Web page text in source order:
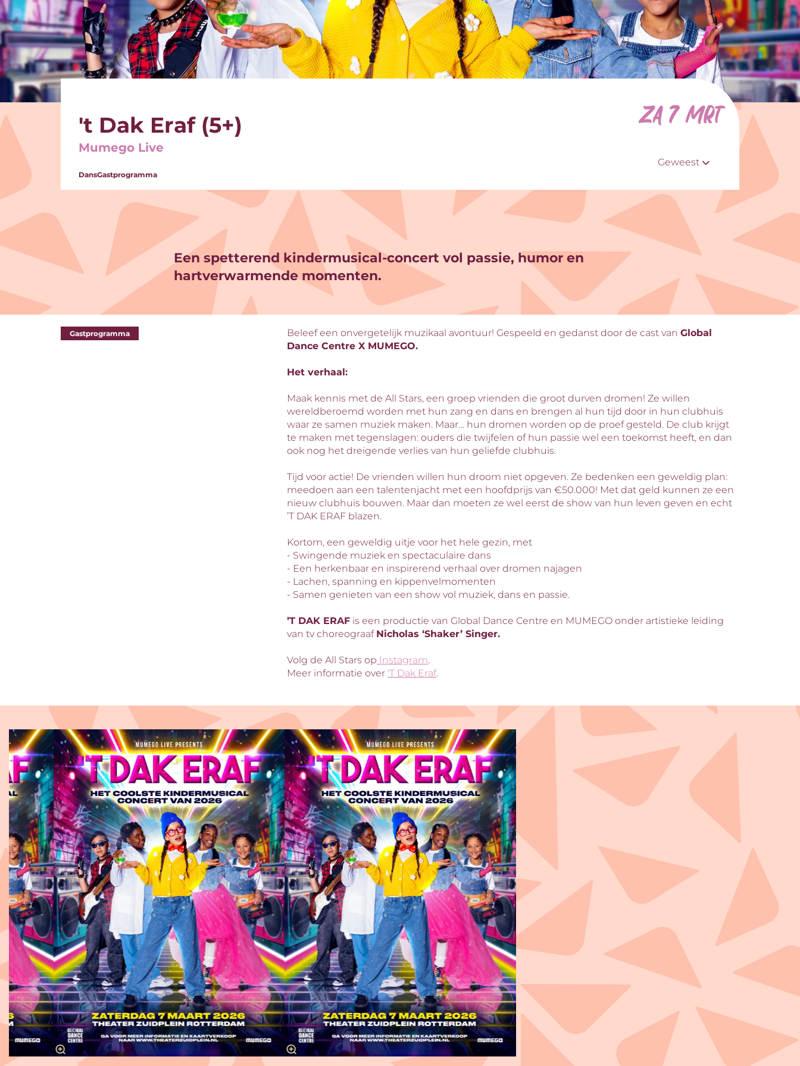
't Dak Eraf (5+)
Mumego Live
DansGastprogramma
za 7 mrt
Geweest
Een spetterend kindermusical-concert vol passie, humor en
hartverwarmende momenten.
Beleef een onvergetelijk muzikaal avontuur! Gespeeld en gedanst door de cast van Global
Dance Centre X MUMEGO.
Het verhaal:
Maak kennis met de All Stars, een groep vrienden die groot durven dromen! Ze willen
wereldberoemd worden met hun zang en dans en brengen al hun tijd door in hun clubhuis
waar ze samen muziek maken. Maar… hun dromen worden op de proef gesteld. De club krijgt
te maken met tegenslagen: ouders die twijfelen of hun passie wel een toekomst heeft, en dan
ook nog het dreigende verlies van hun geliefde clubhuis.
Tijd voor actie! De vrienden willen hun droom niet opgeven. Ze bedenken een geweldig plan:
meedoen aan een talentenjacht met een hoofdprijs van €50.000! Met dat geld kunnen ze een
nieuw clubhuis bouwen. Maar dan moeten ze wel eerst de show van hun leven geven en echt
’T DAK ERAF blazen.
Kortom, een geweldig uitje voor het hele gezin, met
- Swingende muziek en spectaculaire dans
- Een herkenbaar en inspirerend verhaal over dromen najagen
- Lachen, spanning en kippenvelmomenten
- Samen genieten van een show vol muziek, dans en passie.
’T DAK ERAFis een productie van Global Dance Centre en MUMEGO onder artistieke leiding
van tv choreograaf Nicholas ‘Shaker’ Singer.
Volg de All Stars op Instagram.
Meer informatie over 'T Dak Eraf.
Gastprogramma
Overslaan